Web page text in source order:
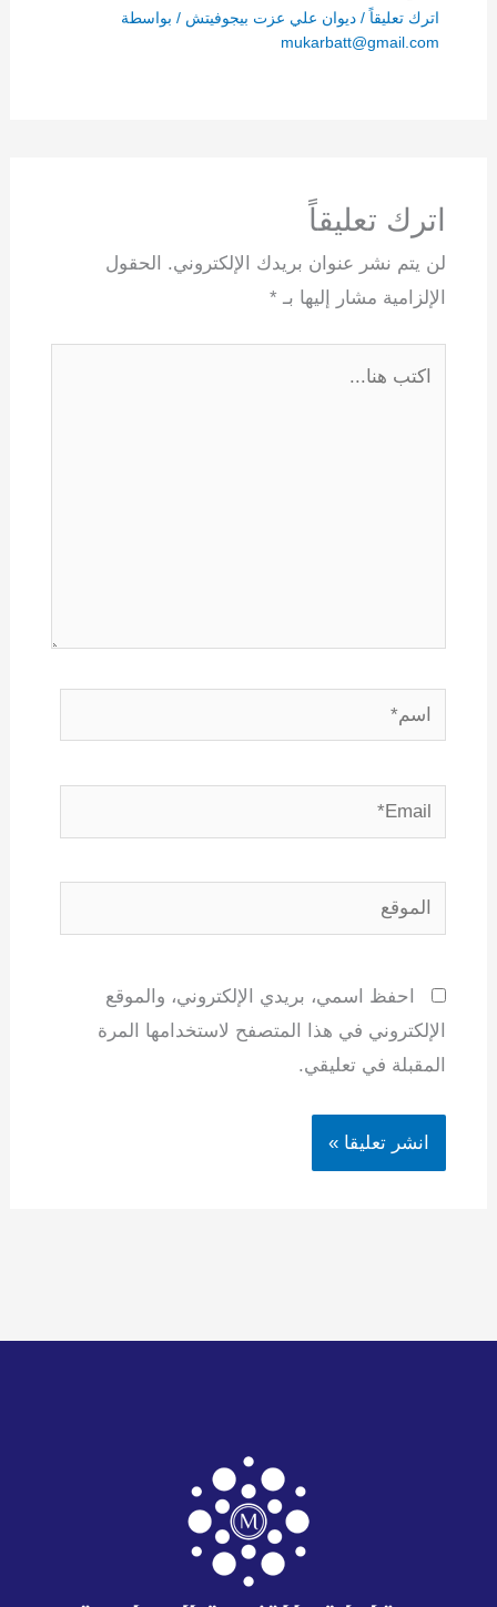
اترك تعليقاً / ديوان علي عزت بيجوفيتش / بواسطة
mukarbatt@gmail.com
اترك تعليقاً
لن يتم نشر عنوان بريدك الإلكتروني.
الحقول
الإلزامية مشار إليها بـ *
اسم*
Email*
الموقع
احفظ اسمي، بريدي الإلكتروني، والموقع
الإلكتروني في هذا المتصفح لاستخدامها المرة
المقبلة في تعليقي.